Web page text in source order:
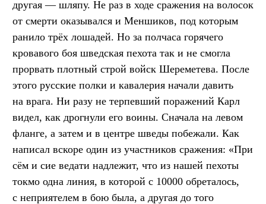
другая — шляпу. Не раз в ходе сражения на волосок
от смерти оказывался и Меншиков, под которым
ранило трёх лошадей. Но за полчаса горячего
кровавого боя шведская пехота так и не смогла
прорвать плотный строй войск Шереметева. После
этого русские полки и кавалерия начали давить
на врага. Ни разу не терпевший поражений Карл
видел, как дрогнули его воины. Сначала на левом
фланге, а затем и в центре шведы побежали. Как
написал вскоре один из участников сражения: «При
сём и сие ведати надлежит, что из нашей пехоты
токмо одна линия, в которой с 10000 обреталось,
с неприятелем в бою была, а другая до того